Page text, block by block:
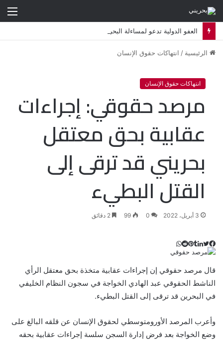
الرئيسية / انتهاكات حقوق الإنسان
انتهاكات حقوق الإنسان
مرصد حقوقي: إجراءات
عقابية بحق معتقل
بحريني قد ترقى إلى
القتل البطيء
3 أبريل، 2022 0
99
ي
و
ك
و
ر
ي
د
إ
T
m
b
l
ي
ي
ر
R
d
i
ا
س
ا
ب
قال مرصد حقوقي إن إجراءات عقابية متخذة بحق معتقل الرأي
الناشط الحقوقي عبد الهادي الخواجة في سجون النظام الخليفي
في البحرين قد ترقى إلى القتل البطيء.
وأعرب المرصد الأورومتوسطي لحقوق الإنسان عن قلقه البالغ على
وضع الخواجة بعد فرض إدارة السجن سلسة إجراءات عقابية بحقه